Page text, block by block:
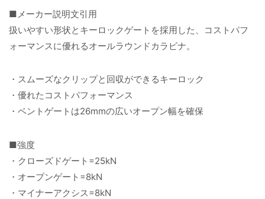
■メーカー説明文引用
扱いやすい形状とキーロックゲートを採用した、コストパフ
ォーマンスに優れるオールラウンドカラビナ。
・スムーズなクリップと回収ができるキーロック
・優れたコストパフォーマンス
・ベントゲートは26mmの広いオープン幅を確保
■強度
・クローズドゲート=25kN
・オープンゲート=8kN
・マイナーアクシス=8kN